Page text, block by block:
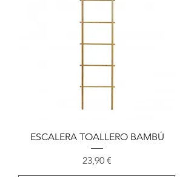
ESCALERA TOALLERO BAMBÚ
Prix
23,90 €